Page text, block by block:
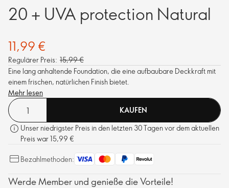
20 + UVA protection Natural
11,99 €
Regulärer Preis: 15,99 €
Eine lang anhaltende Foundation, die eine aufbaubare Deckkraft mit
einem frischen, natürlichen Finish bietet.
Mehr lesen
KAUFEN
Unser niedrigster Preis in den letzten 30 Tagen vor dem aktuellen
Preis war 15,99 €
Bezahlmethoden:
Werde Member und genieße die Vorteile!